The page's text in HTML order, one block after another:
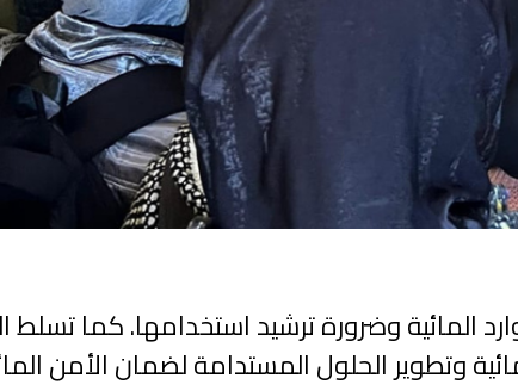
المائية وضرورة ترشيد استخدامها. كما تسلط
وتطوير الحلول المستدامة لضمان الأمن